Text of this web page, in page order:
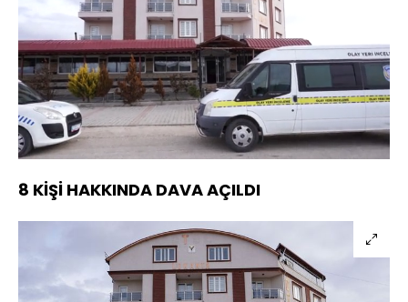
Sesi
Aç
360
Yüklendi:
29.46%
Oynatma
Hızı
8 KİŞİ HAKKINDA DAVA AÇILDI